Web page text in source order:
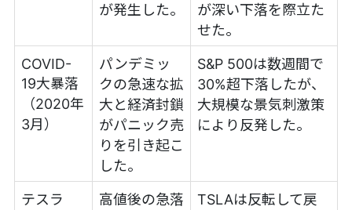
が発生した。
が深い下落を際立た
せた。
COVID-
19大暴落
（2020年
3月）
パンデミッ
クの急速な拡
大と経済封鎖
がパニック売
りを引き起こ
した。
S&P 500は数週間で
30%超下落したが、
大規模な景気刺激策
により反発した。
テスラ
高値後の急落
TSLAは反転して戻